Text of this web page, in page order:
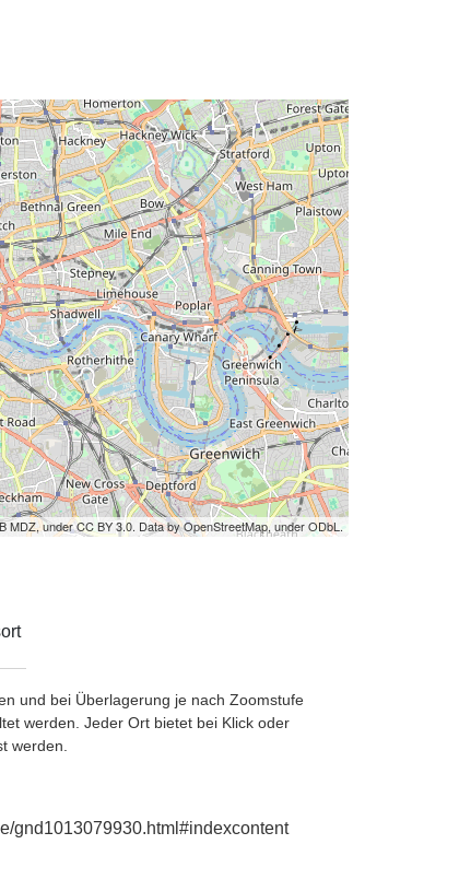
MDZ, under CC BY 3.0. Data by OpenStreetMap, under ODbL.
und bei Überlagerung je nach Zoomstufe
werden. Jeder Ort bietet bei Klick oder
werden.
gnd1013079930.html#indexcontent